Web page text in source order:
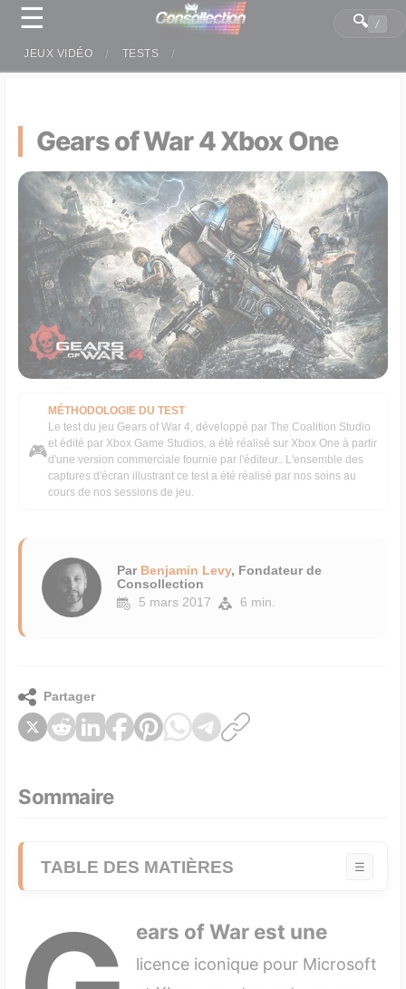
☰
JEUX VIDÉO TESTS
🔍 /
Gears of War 4 Xbox One
🎮
MÉTHODOLOGIE DU TEST
Le test du jeu Gears of War 4, développé par The Coalition Studio
et édité par Xbox Game Studios, a été réalisé sur Xbox One à partir
d'une version commerciale fournie par l'éditeur.. L'ensemble des
captures d'écran illustrant ce test a été réalisé par nos soins au
cours de nos sessions de jeu.
Par Benjamin Levy, Fondateur de
Consollection
5 mars 2017 6 min.
Partager
Sommaire
TABLE DES MATIÈRES ☰
2. Le gameplay
ears of War est une
licence iconique pour Microsoft
Panneau de gestion des cookies